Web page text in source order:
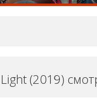
(2019)